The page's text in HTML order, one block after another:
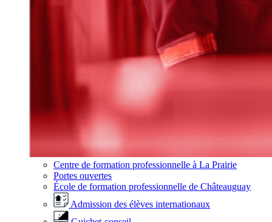
Centre de formation professionnelle à La Prairie
Portes ouvertes
École de formation professionnelle de Châteauguay
Admission des élèves internationaux